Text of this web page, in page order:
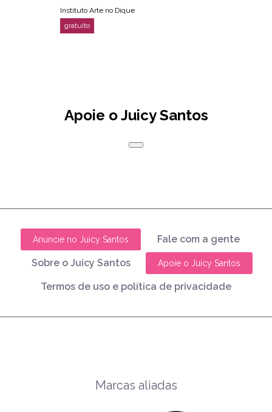
Instituto Arte no Dique
Apoie o Juicy Santos
Anuncie no Juicy Santos Fale com a gente
Sobre o Juicy Santos Apoie o Juicy Santos
Termos de uso e política de privacidade
Marcas aliadas